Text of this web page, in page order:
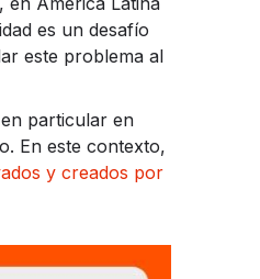
es un desafío
este problema al
particular en
En este contexto,
y creados por